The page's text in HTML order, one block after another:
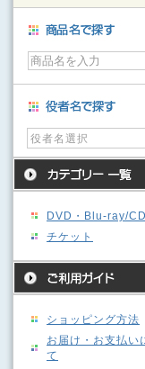
役者名選択
DVD・Blu-ray/CD
チケット
ショッピング方法
お届け・お支払い
て